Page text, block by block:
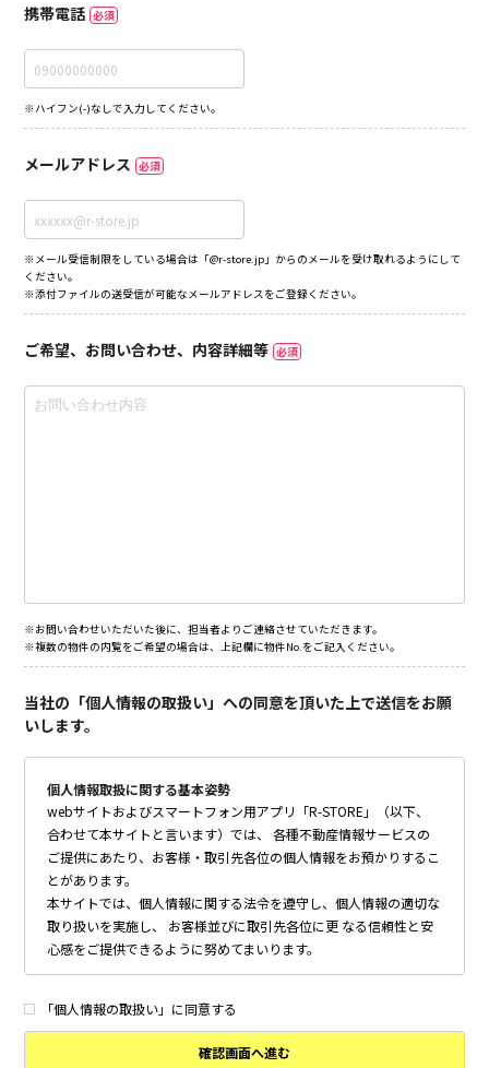
携帯電話 必須
※ハイフン(-)なしで入力してください。
メールアドレス 必須
※メール受信制限をしている場合は「@r-store.jp」からのメールを受け取れるようにして
ください。
※添付ファイルの送受信が可能なメールアドレスをご登録ください。
ご希望、お問い合わせ、内容詳細等 必須
※お問い合わせいただいた後に、担当者よりご連絡させていただきます。
※複数の物件の内覧をご希望の場合は、上記欄に物件No.をご記入ください。
当社の「個人情報の取扱い」への同意を頂いた上で送信をお願
いします。
個人情報取扱に関する基本姿勢
webサイトおよびスマートフォン用アプリ「R-STORE」（以下、
合わせて本サイトと言います）では、 各種不動産情報サービスの
ご提供にあたり、お客様・取引先各位の個人情報をお預かりするこ
とがあります。
本サイトでは、個人情報に関する法令を遵守し、個人情報の適切な
取り扱いを実施し、 お客様並びに取引先各位に更 なる信頼性と安
心感をご提供できるように努めてまいります。
個人情報の取得について
本サイトは、偽りその他不正の手段によらず適正に個人情報を取得
「個人情報の取扱い」に同意する
確認画面へ進む